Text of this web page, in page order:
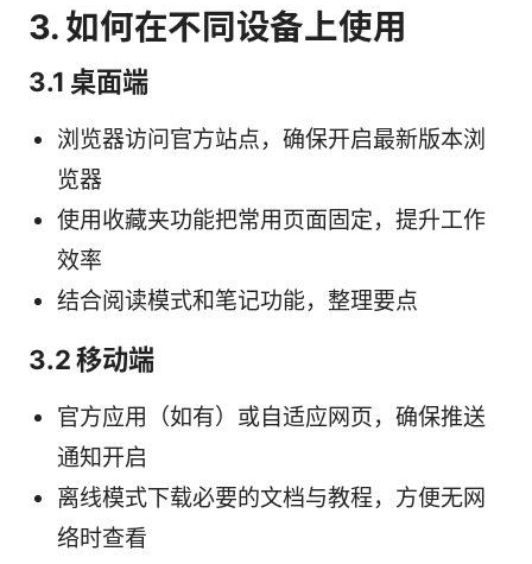
3. 如何在不同设备上使用
3.1 桌面端
浏览器访问官方站点，确保开启最新版本浏
览器
使用收藏夹功能把常用页面固定，提升工作
效率
结合阅读模式和笔记功能，整理要点
3.2 移动端
官方应用（如有）或自适应网页，确保推送
通知开启
离线模式下载必要的文档与教程，方便无网
络时查看